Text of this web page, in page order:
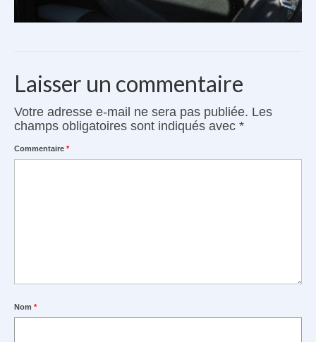
Laisser un commentaire
Votre adresse e-mail ne sera pas publiée. Les
champs obligatoires sont indiqués avec *
Commentaire *
Nom *